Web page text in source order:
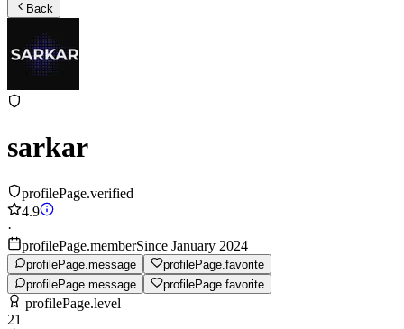
Back
sarkar
profilePage.verified
4.9
·
profilePage.memberSince January 2024
profilePage.message
profilePage.favorite
profilePage.message
profilePage.favorite
profilePage.level
21